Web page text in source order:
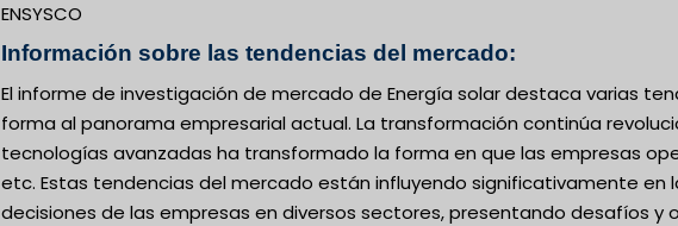
ENSYSCO
Información sobre las tendencias del mercado:
El informe de investigación de mercado de Energía solar destaca varias
forma al panorama empresarial actual. La transformación continúa
tecnologías avanzadas ha transformado la forma en que las empresas
etc. Estas tendencias del mercado están influyendo significativamente
decisiones de las empresas en diversos sectores, presentando desafíos